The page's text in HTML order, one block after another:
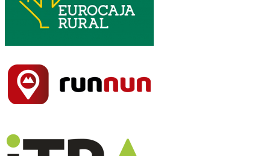
Máster Masculina: Hombres con 51 y más años (a 31 de diciembre
Máster Femenina: Mujeres con 51 y más años (a 31 de diciembre de
Art.7; Clasificación: se establecerá teniendo en cuenta el tiempo empleado
acumulen menos tiempo en completar dicho recorrido.
Trofeo para los 3 primeros clasificados de General Masculina y
Trofeo para los 3 primeros Equipos clasificados